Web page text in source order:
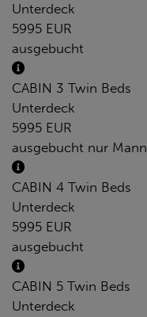
Unterdeck
5995 EUR
ausgebucht
CABIN 3 Twin Beds
Unterdeck
5995 EUR
ausgebucht nur Mann
CABIN 4 Twin Beds
Unterdeck
5995 EUR
ausgebucht
CABIN 5 Twin Beds
Unterdeck